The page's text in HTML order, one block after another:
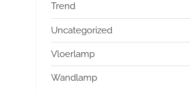
Trend
Uncategorized
Vloerlamp
Wandlamp